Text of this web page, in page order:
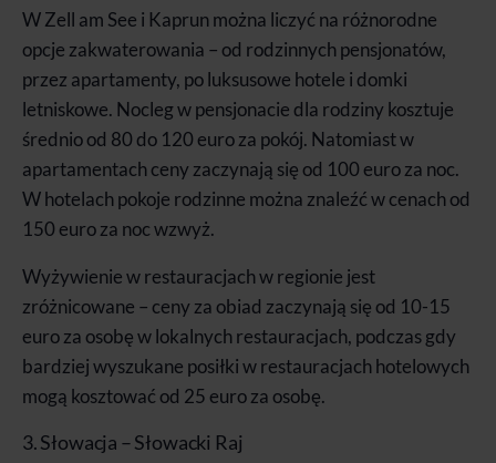
W Zell am See i Kaprun można liczyć na różnorodne
opcje zakwaterowania – od rodzinnych pensjonatów,
przez apartamenty, po luksusowe hotele i domki
letniskowe. Nocleg w pensjonacie dla rodziny kosztuje
średnio od 80 do 120 euro za pokój. Natomiast w
apartamentach ceny zaczynają się od 100 euro za noc.
W hotelach pokoje rodzinne można znaleźć w cenach od
150 euro za noc wzwyż.
Wyżywienie w restauracjach w regionie jest
zróżnicowane – ceny za obiad zaczynają się od 10-15
euro za osobę w lokalnych restauracjach, podczas gdy
bardziej wyszukane posiłki w restauracjach hotelowych
mogą kosztować od 25 euro za osobę.
3. Słowacja – Słowacki Raj